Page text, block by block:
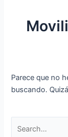
Parece que no
buscando.